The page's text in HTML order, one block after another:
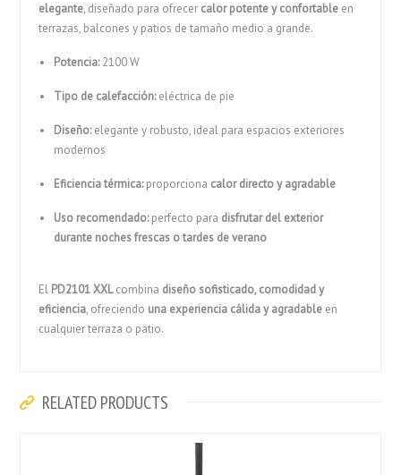
elegante, diseñado para ofrecer calor potente y confortable en
terrazas, balcones y patios de tamaño medio a grande.
Potencia:2100 W
Tipo de calefacción:eléctrica de pie
Diseño:elegante y robusto, ideal para espacios exteriores
modernos
Eficiencia térmica:proporciona calor directo y agradable
Uso recomendado:perfecto para disfrutar del exterior
durante noches frescas o tardes de verano
El PD2101 XXLcombina diseño sofisticado, comodidad y
eficiencia, ofreciendo una experiencia cálida y agradable en
cualquier terraza o patio.
RELATED PRODUCTS